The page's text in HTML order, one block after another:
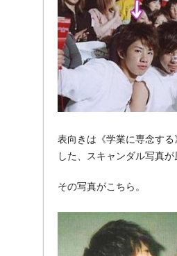
表向きは《学業に専念す
した、スキャンダル写真
その写真がこちら。